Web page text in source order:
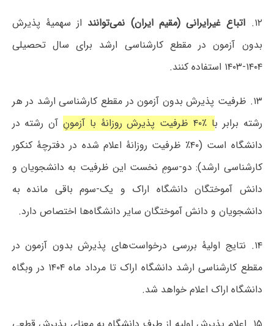
۱۲. اتباع غیرایرانی (مقیم ایران) نمی‌توانند از سهمیۀ پذیرش
بدون آزمون در مقطع کارشناسی ارشد برای سال تحصیلی
۱۴۰۴-۱۴۰۳ استفاده کنند.
۱۳. ظرفیت پذیرش بدون آزمون در مقطع کارشناسی ارشد در هر
رشته برابر با ٪۴۰ ظرفیت پذیرش روزانۀ با آزمونِ
آن رشته در
دانشگاه است (۴۰٪ ظرفیت روزانۀ اعلام شده در دفترچۀ کنکور
کارشناسی ارشد): دو-سومِ نخست این ظرفیت به دانشجویان و
دانش آموختگان دانشگاه اراک و یک-سوم باقی مانده به
دانشجویان و دانش آموختگان سایر دانشگاه‌ها اختصاص دارد.
۱۴. نتایج اولیۀ بررسی درخواست‌های پذیرش بدون آزمون در
مقطع کارشناسی ارشد دانشگاه اراک تا مرداد ماه ۱۴۰۴ در وبگاه
دانشگاه اراک اعلام خواهد شد.